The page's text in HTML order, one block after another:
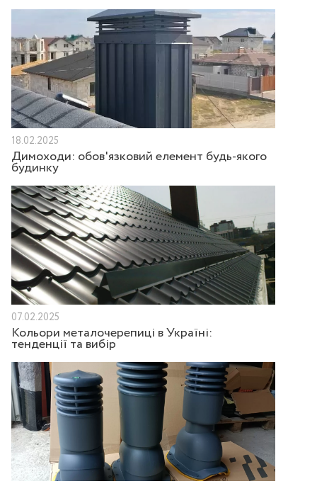
18.02.2025
Димоходи: обов'язковий елемент будь-якого
будинку
07.02.2025
Кольори металочерепиці в Україні:
тенденції та вибір